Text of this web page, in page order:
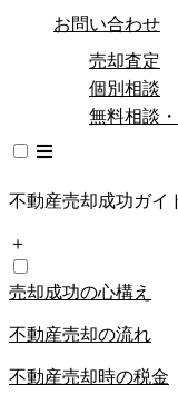
お問い合わせ
売却査定
個別相談
無料相談
不動産売却成功ガイ
＋
売却成功の心構え
不動産売却の流れ
不動産売却時の税金